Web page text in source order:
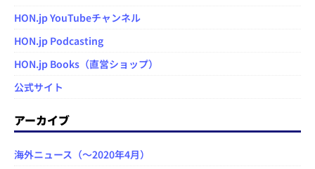
HON.jp YouTubeチャンネル
HON.jp Podcasting
HON.jp Books（直営ショップ）
公式サイト
アーカイブ
海外ニュース（～2020年4月）